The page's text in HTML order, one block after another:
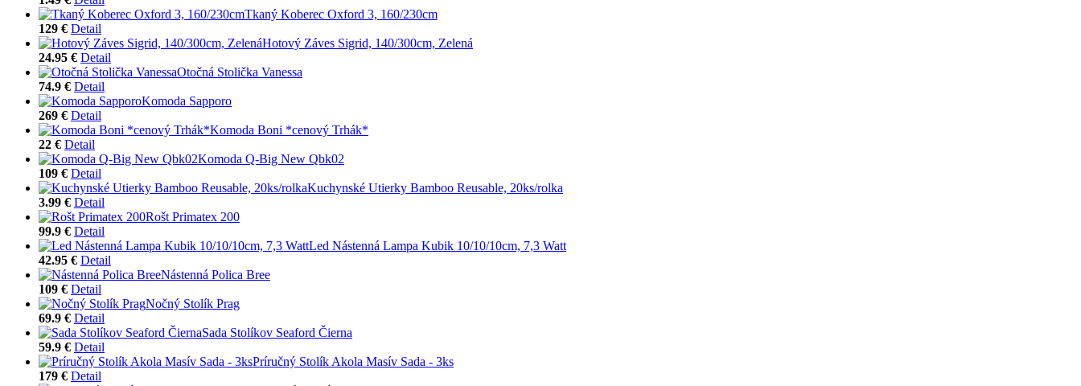
Tkaný Koberec Oxford 3, 160/230cm
129 € Detail
Hotový Záves Sigrid, 140/300cm, Zelená
24.95 € Detail
Otočná Stolička Vanessa
74.9 € Detail
Komoda Sapporo
269 € Detail
Komoda Boni *cenový Trhák*
22 € Detail
Komoda Q-Big New Qbk02
109 € Detail
Kuchynské Utierky Bamboo Reusable, 20ks/rolka
3.99 € Detail
Rošt Primatex 200
99.9 € Detail
Led Nástenná Lampa Kubik 10/10/10cm, 7,3 Watt
42.95 € Detail
Nástenná Polica Bree
109 € Detail
Nočný Stolík Prag
69.9 € Detail
Sada Stolíkov Seaford Čierna
59.9 € Detail
Príručný Stolík Akola Masív Sada - 3ks
179 € Detail